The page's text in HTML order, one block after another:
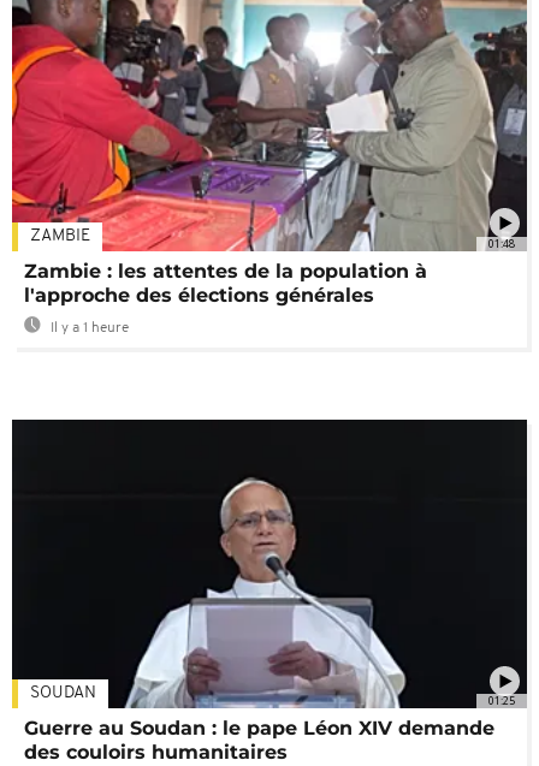
01:48
ZAMBIE
Zambie : les attentes de la population à
l'approche des élections générales
Il y a 1 heure
01:25
SOUDAN
Guerre au Soudan : le pape Léon XIV demande
des couloirs humanitaires